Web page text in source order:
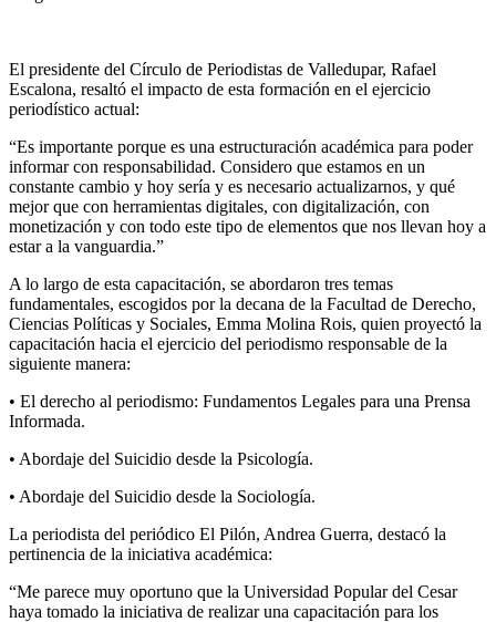
El presidente del Círculo de Periodistas de Valledupar, Rafael
Escalona, resaltó el impacto de esta formación en el ejercicio
periodístico actual:
“Es importante porque es una estructuración académica para poder
informar con responsabilidad. Considero que estamos en un
constante cambio y hoy sería y es necesario actualizarnos, y qué
mejor que con herramientas digitales, con digitalización, con
monetización y con todo este tipo de elementos que nos llevan hoy a
estar a la vanguardia.”
A lo largo de esta capacitación, se abordaron tres temas
fundamentales, escogidos por la decana de la Facultad de Derecho,
Ciencias Políticas y Sociales, Emma Molina Rois, quien proyectó la
capacitación hacia el ejercicio del periodismo responsable de la
siguiente manera:
• El derecho al periodismo: Fundamentos Legales para una Prensa
Informada.
• Abordaje del Suicidio desde la Psicología.
• Abordaje del Suicidio desde la Sociología.
La periodista del periódico El Pilón, Andrea Guerra, destacó la
pertinencia de la iniciativa académica:
“Me parece muy oportuno que la Universidad Popular del Cesar
haya tomado la iniciativa de realizar una capacitación para los